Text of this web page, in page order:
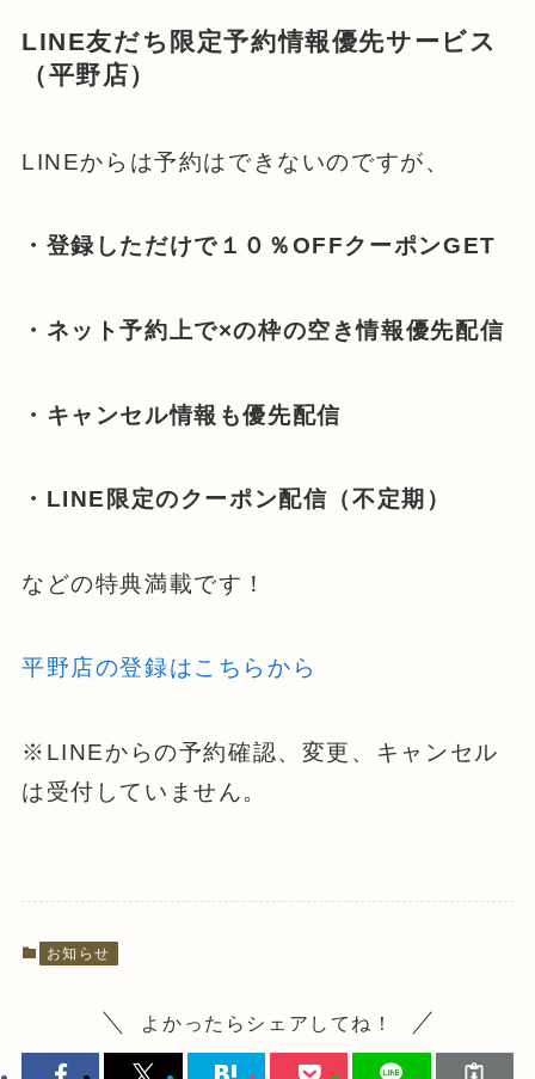
LINE友だち限定予約情報優先サービス
（平野店）
LINEからは予約はできないのですが、
・登録しただけで１０％OFFクーポンGET
・ネット予約上で×の枠の空き情報優先配信
・キャンセル情報も優先配信
・LINE限定のクーポン配信（不定期）
などの特典満載です！
平野店の登録はこちらから
※LINEからの予約確認、変更、キャンセル
は受付していません。
お知らせ
よかったらシェアしてね！